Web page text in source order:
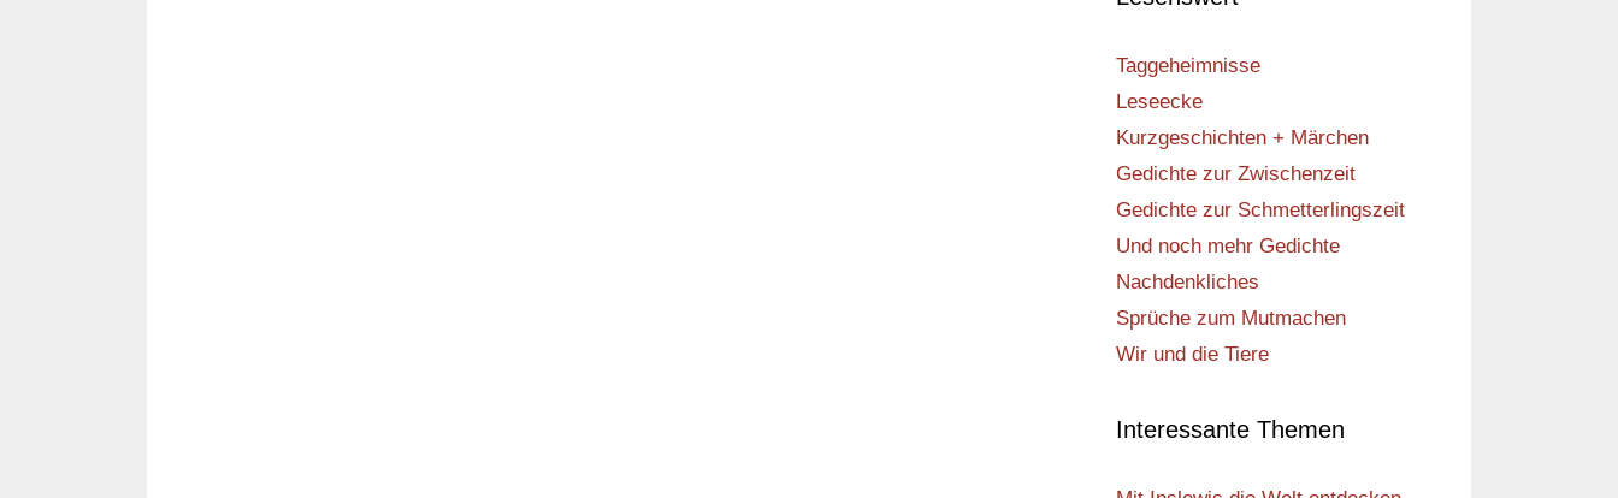
Taggeheimnisse
Leseecke
Kurzgeschichten + Märchen
Gedichte zur Zwischenzeit
Gedichte zur Schmetterlingszeit
Und noch mehr Gedichte
Nachdenkliches
Sprüche zum Mutmachen
Wir und die Tiere
Interessante Themen